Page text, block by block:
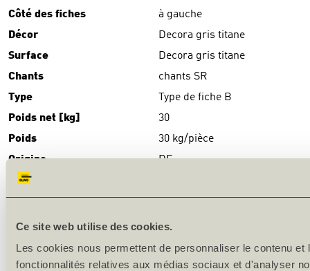
Ce site web utilise des cookies.
Les cookies nous permettent de personnaliser le contenu
fonctionnalités relatives aux médias sociaux et d'analyser
Côté des fiches
à gauche
Décor
Decora gris titane
Surface
Decora gris titane
Chants
chants SR
Type
Type de fiche B
Poids net [kg]
30
Poids
30 kg/pièce
Origine
DE
DESCRIPTION DU PRODUIT